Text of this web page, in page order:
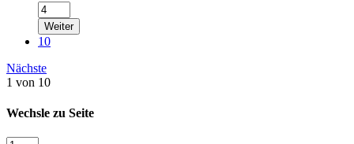
Weiter
10
Nächste
1 von 10
Wechsle zu Seite